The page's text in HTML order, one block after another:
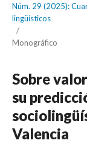
Núm. 29 (2025):
lingüísticos
/
Monográfico
Sobre
su
Valencia